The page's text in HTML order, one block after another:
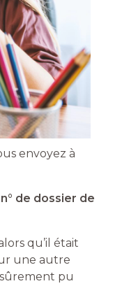
envoyez à
de dossier de
qu’il était
une autre
pu